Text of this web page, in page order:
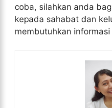
coba, silahkan anda
kepada sahabat dan
membutuhkan informasi